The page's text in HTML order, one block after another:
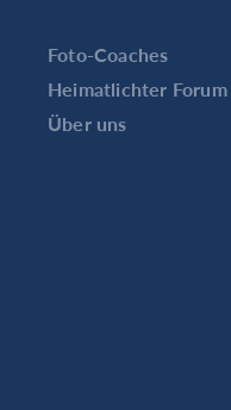
Foto-Coaches
Heimatlichter Forum
Über uns